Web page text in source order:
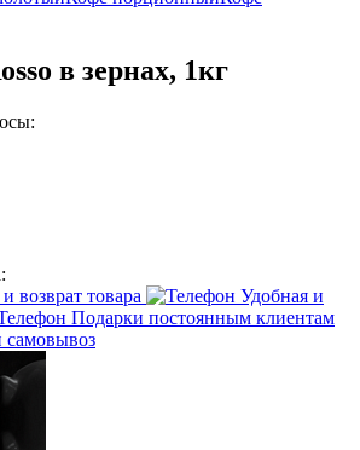
в зернах, 1кг
возврат товара
Удобная и
Подарки постоянным клиентам
самовывоз